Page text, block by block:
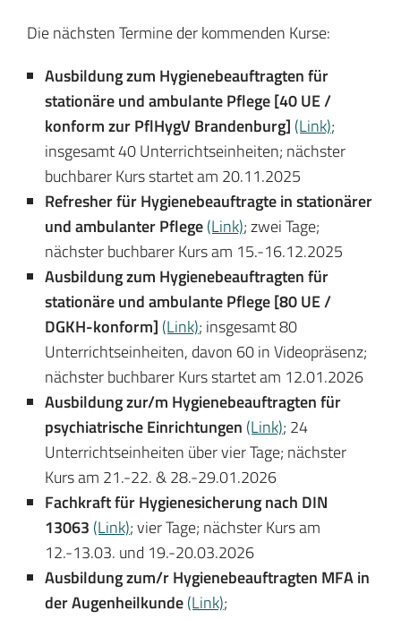
Die nächsten Termine der kommenden Kurse:
Ausbildung zum Hygienebeauftragten für
stationäre und ambulante Pflege [40 UE /
konform zur PflHygV Brandenburg] (Link);
insgesamt 40 Unterrichtseinheiten; nächster
buchbarer Kurs startet am 20.11.2025
Refresher für Hygienebeauftragte in stationärer
und ambulanter Pflege(Link); zwei Tage;
nächster buchbarer Kurs am 15.-16.12.2025
Ausbildung zum Hygienebeauftragten für
stationäre und ambulante Pflege [80 UE /
DGKH-konform] (Link); insgesamt 80
Unterrichtseinheiten, davon 60 in Videopräsenz;
nächster buchbarer Kurs startet am 12.01.2026
Ausbildung zur/m Hygienebeauftragten für
psychiatrische Einrichtungen (Link); 24
Unterrichtseinheiten über vier Tage; nächster
Kurs am 21.-22. & 28.-29.01.2026
Fachkraft für Hygienesicherung nach DIN
13063 (Link); vier Tage; nächster Kurs am
12.-13.03. und 19.-20.03.2026
Ausbildung zum/r Hygienebeauftragten MFA in
der Augenheilkunde(Link);